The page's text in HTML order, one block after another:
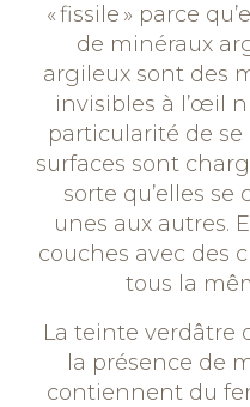
« fissile » parce
de minéraux
argileux sont des
invisibles à l’œil
particularité de
surfaces sont
sorte qu’elles
unes aux autres.
couches avec des
tous la
La teinte verdâtre
la présence de
contiennent du